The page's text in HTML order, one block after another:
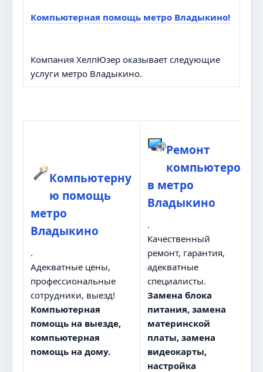
Компьютерная помощь метро Владыкино!
Компания ХелпЮзер оказывает следующие
услуги метро Владыкино.
Компьютерну
ю помощь
метро
Владыкино
.
Адекватные цены,
профессиональные
сотрудники, выезд!
Компьютерная
помощь на выезде,
компьютерная
помощь на дому.
Ремонт
компьютеро
в метро
Владыкино
.
Качественный
ремонт, гарантия,
адекватные
специалисты.
Замена блока
питания, замена
материнской
платы, замена
видеокарты,
настройка